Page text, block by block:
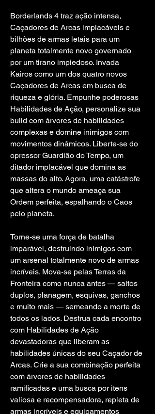
Borderlands 4 traz ação intensa,
Caçadores de Arcas implacáveis ​​e
bilhões de armas letais para um
planeta totalmente novo governado
por um tirano impiedoso. Invada
Kairos como um dos quatro novos
Caçadores de Arcas em busca de
riqueza e glória. Empunhe poderosas
Habilidades de Ação, personalize sua
build com árvores de habilidades
complexas e domine inimigos com
movimentos dinâmicos. Liberte-se do
opressor Guardião do Tempo, um
ditador implacável que domina as
massas do alto. Agora, uma catástrofe
que altera o mundo ameaça sua
Ordem perfeita, espalhando o Caos
pelo planeta.
Torne-se uma força de batalha
imparável, destruindo inimigos com
um arsenal totalmente novo de armas
incríveis. Mova-se pelas Terras da
Fronteira como nunca antes — saltos
duplos, planagem, esquivas, ganchos
e muito mais — semeando a morte de
todos os lados. Destrua cada encontro
com Habilidades de Ação
devastadoras que liberam as
habilidades únicas do seu Caçador de
Arcas. Crie a sua combinação perfeita
com árvores de habilidades
ramificadas e uma busca por itens
valiosa e recompensadora, repleta de
armas incríveis e equipamentos